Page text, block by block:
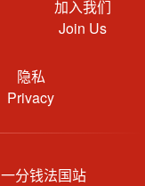
加入我们
Join Us
隐私
Privacy
一分钱法国站